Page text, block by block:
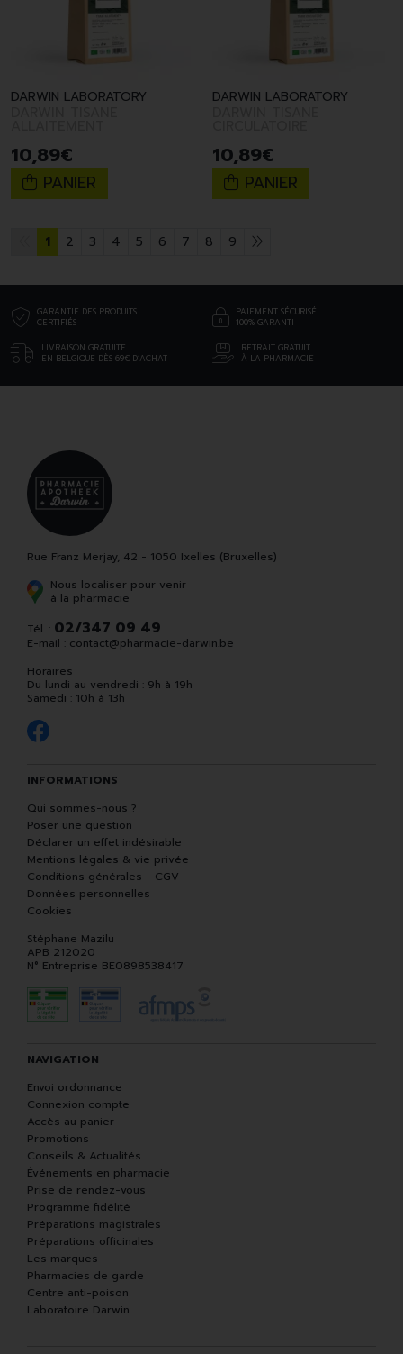
DARWIN LABORATORY
10,89€
PANIER
DARWIN LABORATORY
10,89€
PANIER
1 2 3 4 5 6 7 8 9
GARANTIE DES PRODUITS
CERTIFIÉS
PAIEMENT SÉCURISÉ
100% GARANTI
LIVRAISON GRATUITE
EN BELGIQUE DÈS 69€ D’ACHAT
RETRAIT GRATUIT
À LA PHARMACIE
Rue Franz Merjay, 42 - 1050 Ixelles (Bruxelles)
Nous localiser pour venir
à la pharmacie
Tél. : 02/347 09 49
E-mail : contact@pharmacie-darwin.be
Horaires
Du lundi au vendredi : 9h à 19h
Samedi : 10h à 13h
INFORMATIONS
Qui sommes-nous ?
Poser une question
Déclarer un effet indésirable
Mentions légales & vie privée
Conditions générales - CGV
Données personnelles
Cookies
Stéphane Mazilu
APB 212020
N° Entreprise BE0898538417
NAVIGATION
Envoi ordonnance
Connexion compte
Accès au panier
Promotions
Conseils & Actualités
Événements en pharmacie
Prise de rendez-vous
Programme fidélité
Préparations magistrales
Préparations officinales
Les marques
Pharmacies de garde
Centre anti-poison
Laboratoire Darwin